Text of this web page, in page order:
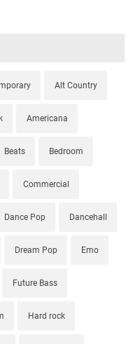
Alt Country
Americana
Beats Bedroom
Commercial
Dance Pop Dancehall
Dream Pop Emo
Future Bass
Hard rock